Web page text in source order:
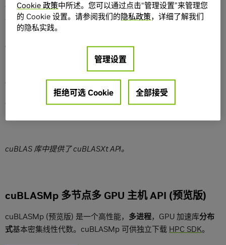
许应用利用最新的 NVIDIA 架构功能实现最佳性能融合和性能调
优选项。
cuBLAS 库中提供了 cuBLASLt API。
cuBLASXt 单进程多 GPU 主机 API
cuBLASXt 主机 API 提供支持多 GPU 的接口，可在一个或多个
cuBLAS 库中提供了 cuBLASXt API。
cuBLASMp 多节点多 GPU 主机 API (预览版)
cuBLASMp (预览版) 是一个高性能， 多进程，GPU 加速库分布
式基本密集线性代数。cuBLASMp 可供独立下载 HPC SDK。
Cookie 政策中所述。您可以通过点击“管理设置”来管理您
的 Cookie 设置。请参阅我们的隐私政策，详细了解我们
的隐私实践。
管理设置
拒绝可选 Cookie 全部接受